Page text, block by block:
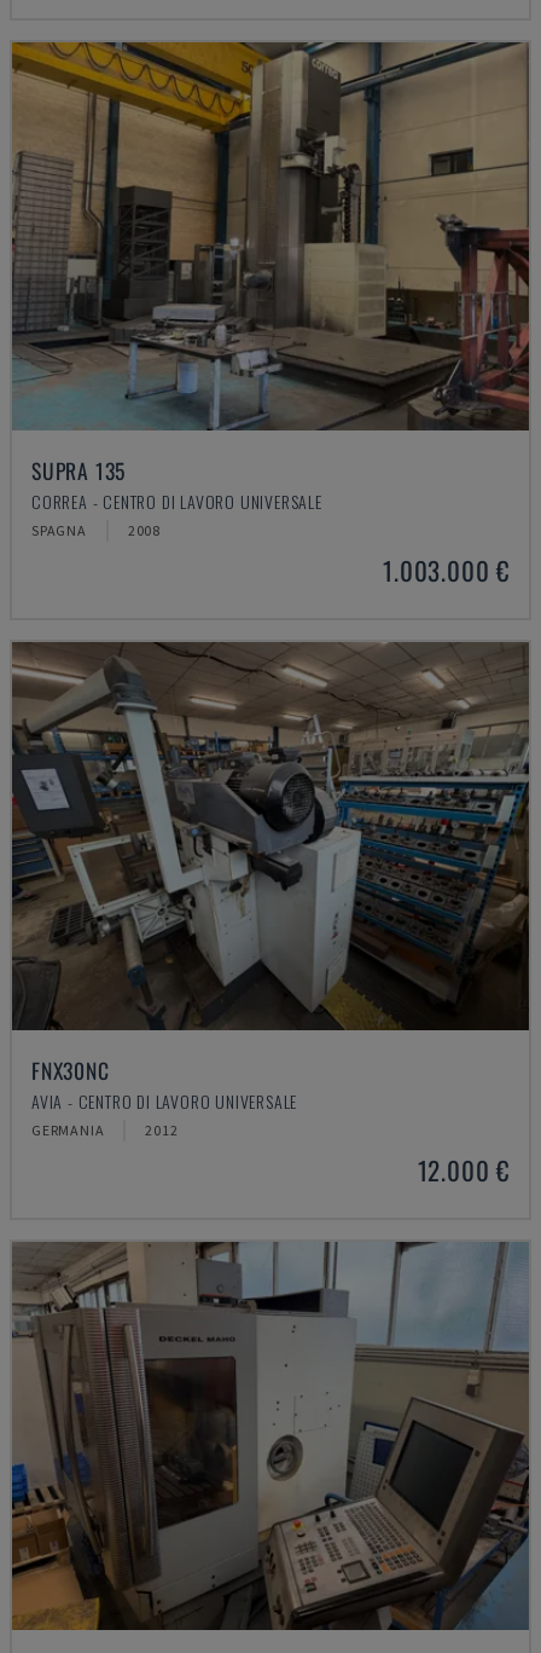
SUPRA 135
CORREA - CENTRO DI LAVORO UNIVERSALE
SPAGNA 2008
1.003.000 €
FNX30NC
AVIA - CENTRO DI LAVORO UNIVERSALE
GERMANIA 2012
12.000 €